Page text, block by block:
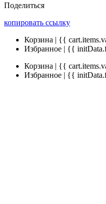
Поделиться
копировать ссылку
Корзина | {{
Избранное | {{
Корзина | {{
Избранное | {{